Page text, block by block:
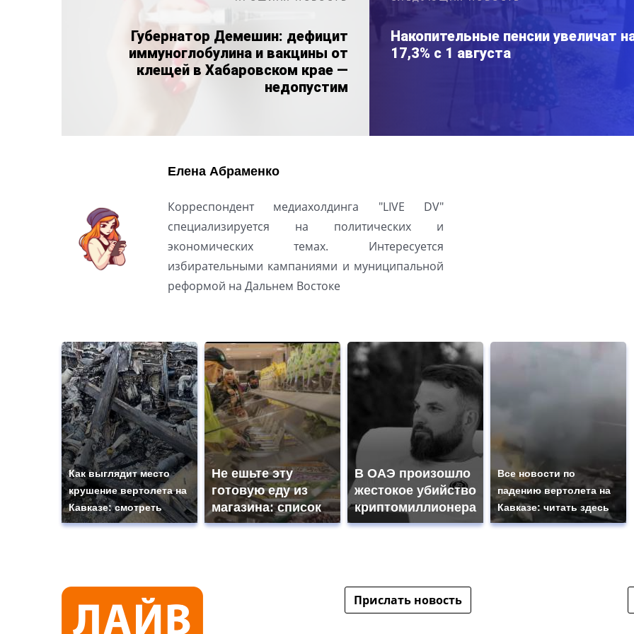
Губернатор Демешин: дефицит
иммуноглобулина и вакцины от
клещей в Хабаровском крае —
недопустим
Накопительные пенсии увеличат
17,3% с 1 августа
Елена Абраменко
Корреспондент медиахолдинга "LIVE DV"
специализируется на политических и
экономических темах. Интересуется
избирательными кампаниями и муниципальной
реформой на Дальнем Востоке
Как выглядит место
крушение вертолета на
Кавказе: смотреть
Не ешьте эту
готовую еду из
магазина: список
В ОАЭ произошло
жестокое убийство
криптомиллионера
Все новости по
падению вертолета на
Кавказе: читать здесь
Прислать новость